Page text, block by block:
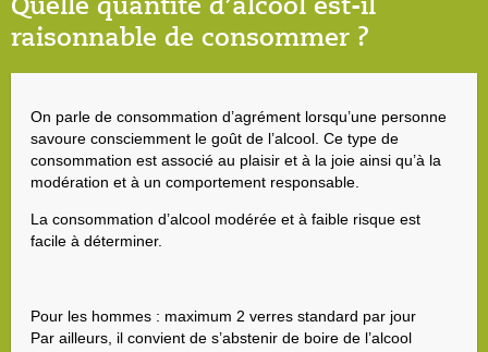
raisonnable de consommer ?
On parle de consommation d’agrément lorsqu’une personne
savoure consciemment le goût de l’alcool. Ce type de
consommation est associé au plaisir et à la joie ainsi qu’à la
modération et à un comportement responsable.
La consommation d’alcool modérée et à faible risque est
facile à déterminer.
Pour les hommes : maximum 2 verres standard par jour
Par ailleurs, il convient de s’abstenir de boire de l’alcool